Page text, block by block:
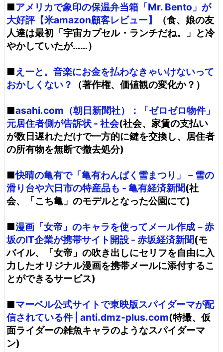
■アメリカで象印の保温弁当箱「Mr. Bento」が
大好評【米amazon顧客レビュー】
（食、娘の友
人達は最初「宇宙カプセル・ランチだね。」と冷
やかしていたが……）
■ えーと。音楽にお金を払わなきゃいけないって
おかしくない？
（著作権、価値観の変化か？）
■asahi.com（朝日新聞社）：「ゼロゼロ物件」
元居住者側が告訴状 - 社会(社会、家賃の支払い
が数日遅れただけで一方的に鍵を交換し、居住者
の所有物を無断で撤去処分)
■快晴の亀有で「亀有わんぱく雪まつり」－雪の
滑り台や六日市の特産品も - 亀有経済新聞(社
会、「こち亀」のモデルとなった公園にて)
■漫画「女帝」のキャラを使ってメール作成－赤
坂のIT企業が携帯サイト開設 - 赤坂経済新聞(モ
バイル、「女帝」の吹き出しにセリフを自由に入
力したオリジナル漫画を携帯メールに添付するこ
とができるサービス)
■マーベル公式サイトで東映版スパイダーマが配
信されている件 | anti.dmz-plus.com(特撮、仮
面ライダーの雑魚キャラのようなスパイダーマ
ン)